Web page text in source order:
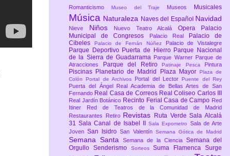
Romanticismo
Museo del Traje Museos Musicales
Música Naturaleza Naves del Español Navidad
Nieve Niños Nuevo Teatro Alcalá Opera
Palacio
Municipal de Congresos
Palacio Real
Palacio de
Cibeles
Palacio de Fernán Núñez Palacio de Vistalegre
Parque Deportivo Puerta de Hierro Parque Nacional
de la Sierra de Guadarrama Parque Warner Parque de
Atracciones
Parque del Retiro Patinaje Pesca Pintura
Piscinas Planetario de Madrid Plaza Mayor
Plaza de
Colón Portal de Archivos Portal del LectorPuente del Rey
Puerta del Ángel
Real Academia de Bellas Artes de San
Fernando Real Casa de Correos Real Coliseo Carlos III
Real Jardín Botánico Recinto Ferial Casa de Campo Red
Itiner
Red de Teatros de la Comunidad de Madrid
Restaurantes
Retiro Revistas Ruta VerdeSala Alcalá
31Sala Canal de Isabel IISala Expometro Sala de Arte
JovenSan IsidroSan Valentín Semana Gótica de Madrid
Semana Santa Semana de la Ciencia Semana del
Orgullo Senderismo SorteosSuma FlamencaSurge